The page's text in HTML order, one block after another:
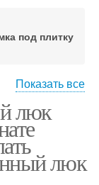
под плитку
магнитах
Показать все
люк
люк